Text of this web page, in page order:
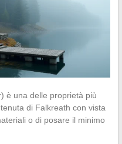
è una delle proprietà più
di Falkreath con vista
o di posare il minimo